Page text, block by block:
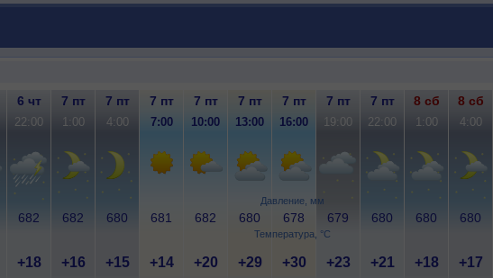
Давление, мм
Температура, °C
6 чт 7 пт 7 пт 7 пт 7 пт 7 пт 7 пт 7 пт 7 пт 8 сб 8 сб
22:00 1:00 4:00 7:00 10:00 13:00 16:00 19:00 22:00 1:00 4:00
682 682 680 681 682 680 678 679 680 680 680
+18 +16 +15 +14 +20 +29 +30 +23 +21 +18 +17